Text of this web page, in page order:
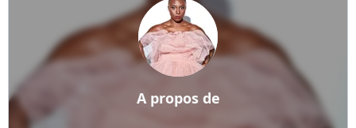
A propos de